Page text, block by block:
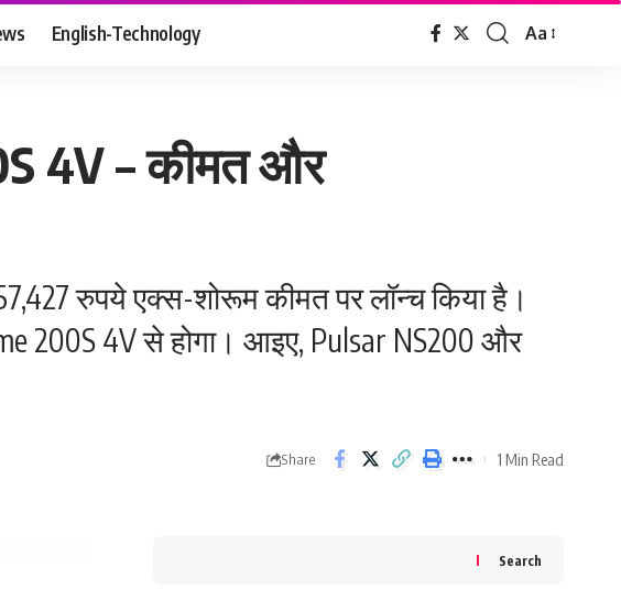
English-Technology
Font
Aa
4V – कीमत और
रुपये एक्स-शोरूम कीमत पर लॉन्च किया है।
200S 4V से होगा। आइए, Pulsar NS200 और
Share 1 Min Read
Search